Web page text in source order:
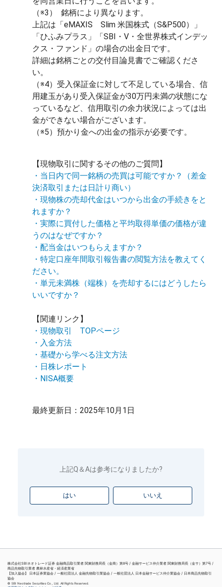
（※3） 銘柄により異なります。
上記は「eMAXIS Slim 米国株式（S&P500）」
「ひふみプラス」「SBI・V・全世界株式インデッ
クス・ファンド」の場合の出金日です。
詳細は銘柄ごとの交付目論見書でご確認くださ
い。
（※4）受入保証金に対して不足している場合、信
用建玉があり受入保証金が30万円未満の状態にな
っているなど、信用取引の余力状況によっては出
金ができない場合がございます。
（※5）預かり金への出金の指示が必要です。
【現物取引に関するその他のご質問】
・当日内で同一銘柄の売買は可能ですか？（差金
決済取引または日計り商い）
・現物株の売却代金はいつから出金の手続きをと
れますか？
・実際に買付した価格と平均取得単価の価格が違
うのはなぜですか？
・配当金はいつもらえますか？
・特定口座年間取引報告書の閲覧方法を教えてく
ださい。
・単元未満株（端株）を売却するにはどうしたら
いいですか？
【関連リンク】
・現物取引 TOPページ
・入金方法
・基礎から学べる注文方法
・日株レポート
・NISA概要
最終更新日：2025年10月1日
上記Q＆Aは参考になりましたか?
はい いいえ
株式会社SBIネオトレード証券 金融商品取引業者 関東財務局長（金商）第8号 / 金融サービス仲介業者 関東財務局長（金サ）第7号 /
商品先物取引業者 農林水産省・経済産業省
【加入協会】 日本証券業協会 / 一般社団法人 金融先物取引業協会 / 一般社団法人 日本金融サービス仲介業協会 / 日本商品先物取引
協会
© SBI Neotrade Securities Co., Ltd. All Rights Reserved.